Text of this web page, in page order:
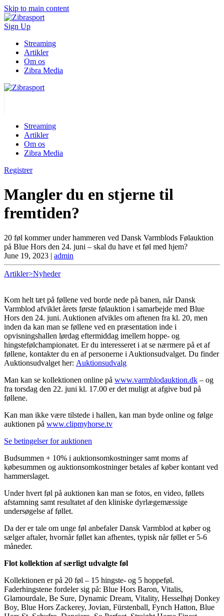
Skip to main content
Sign Up
Streaming
Artikler
Om os
Zibra Media
Streaming
Artikler
Om os
Zibra Media
Registrer
Mangler du en stjerne til
fremtiden?
20 føl kommer under hammeren ved Dansk Varmblods Følauktion
på Blue Hors den 24. juni – skal du have et føl med hjem?
June 19, 2023 | admin
Artikler>Nyheder
Kom helt tæt på føllene ved borde nede på banen, når Dansk
Varmblod afviklet årets første følauktion i samarbejde med Blue
Hors den 24. juni. Auktionen afvikles om aftenen fra kl. 20, men
inden da kan man se føllene ved en præsentation inde i
opvisningshallen lørdag eftermiddag imellem hoppe- og
hingstefølchampionatet. Er du interesseret i at se nærmere på et af
føllene, kontakter du en af personerne i Auktionsudvalget. Du finder
Auktionsudvalget her: Auktionsudvalg
Man kan se kollektionen online på www.varmblodauktion.dk – og
fra torsdag den 22. juni kl. 17.00 er det muligt at afgive bud på
føllene.
Kan man ikke være tilstede i hallen, kan man byde online og følge
auktionen på www.clipmyhorse.tv
Se betingelser for auktionen
Budsummen + 10% i auktionsomkostninger samt moms af
købesummen og auktionsomkostninger betales af køber kontant ved
hammerslaget.
Under hvert føl på auktionen kan man se fotos, en video, føllets
afstamning samt resultatet af den kliniske dyrlægemæssige
undersøgelse af føllet.
Da der er tale om unge føl anbefaler Dansk Varmblod at køber og
sælger aftaler, hvornår føllet kan afhentes, typisk når føllet er 5-6
måneder.
Flot kollektion af særligt udvalgte føl
Kollektionen er på 20 føl – 15 hingste- og 5 hoppeføl.
Faderhingstene fordeler sig på: Blue Hors Baron, Vitalis,
Glamourdale, Be Sure, Dynamic Dream, Vitality, Hesselhøj Donkey
Boy, Blue Hors Zackerey, Jovian, Fürstenball, Fynch Hatton, Blue